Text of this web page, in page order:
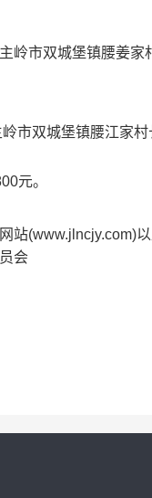
岭市双城堡镇腰姜
岭市双城堡镇腰江家
元。
站(www.jlncjy.com)
会